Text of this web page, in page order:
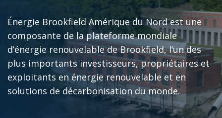
Énergie Brookfield Amérique du Nord est une
composante de la plateforme mondiale
d’énergie renouvelable de Brookfield, l’un des
plus importants investisseurs, propriétaires et
exploitants en énergie renouvelable et en
solutions de décarbonisation du monde.